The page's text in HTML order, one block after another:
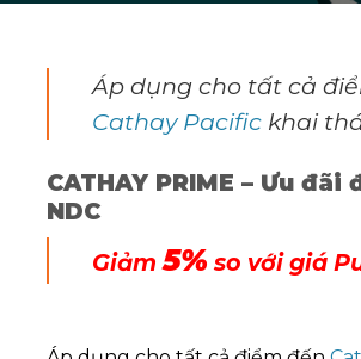
Áp dụng cho tất cả
Cathay Pacific khai
CATHAY PRIME – Ưu đãi
NDC
Giảm5% so với giá